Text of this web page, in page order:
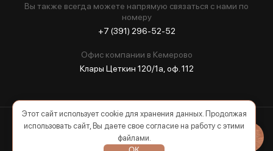
Вы также всегда можете напрямую связаться с нами по
номеру
+7 (391) 296-52-52
Офис компании в Кемерово
Клары Цеткин 120/1а, оф. 112
2026 © Все права защищены
Этот сайт использует cookie для хранения данных. Продолжая
использовать сайт, Вы даете свое согласие на работу с этими
файлами.